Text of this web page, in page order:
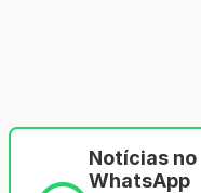
Notícias no
WhatsApp